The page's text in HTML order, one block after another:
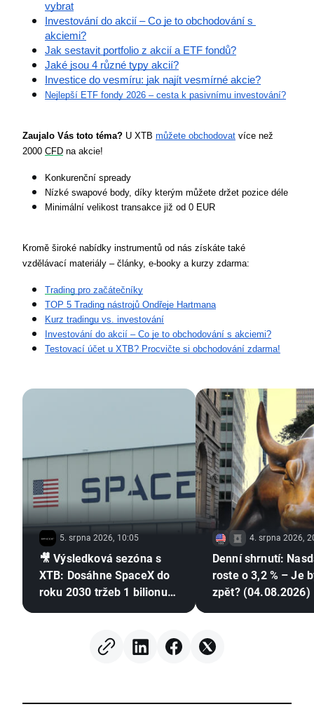
vybrat
Investování do akcií – Co je to obchodování s
akciemi?
Jak sestavit portfolio z akcií a ETF fondů?
Jaké jsou 4 různé typy akcií?
Investice do vesmíru: jak najít vesmírné akcie?
Nejlepší ETF fondy 2026 – cesta k pasivnímu investování?
Zaujalo Vás toto téma? U XTB můžete obchodovat více než
2000 CFD na akcie!
Konkurenční spready
Nízké swapové body, díky kterým můžete držet pozice déle
Minimální velikost transakce již od 0 EUR
Kromě široké nabídky instrumentů od nás získáte také
vzdělávací materiály – články, e-booky a kurzy zdarma:
Trading pro začátečníky
TOP 5 Trading nástrojů Ondřeje Hartmana
Kurz tradingu vs. investování
Investování do akcií – Co je to obchodování s akciemi?
Testovací účet u XTB? Procvičte si obchodování zdarma!
5. srpna 2026, 10:05
🎥 Výsledková sezóna s
XTB: Dosáhne SpaceX do
roku 2030 tržeb 1 bilionu
4. srpna 2026,
Denní shrnutí:
roste o 3,2 % – Je
zpět? (04.08.2026)